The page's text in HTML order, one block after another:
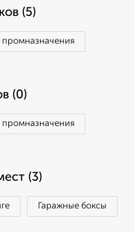
(5)
промназначения
(0)
промназначения
(3)
Гаражные боксы